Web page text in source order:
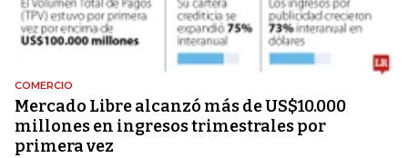
COMERCIO
Mercado Libre alcanzó más de US$10.000
millones en ingresos trimestrales por
primera vez